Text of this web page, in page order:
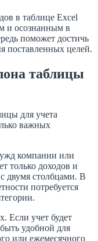
в таблице Excel
и осознанным в
поможет достичь
поставленных целей.
таблицы
для учета
важных
компании или
только доходов и
двумя столбцами. В
потребуется
Если учет будет
удобной для
или ежемесячного